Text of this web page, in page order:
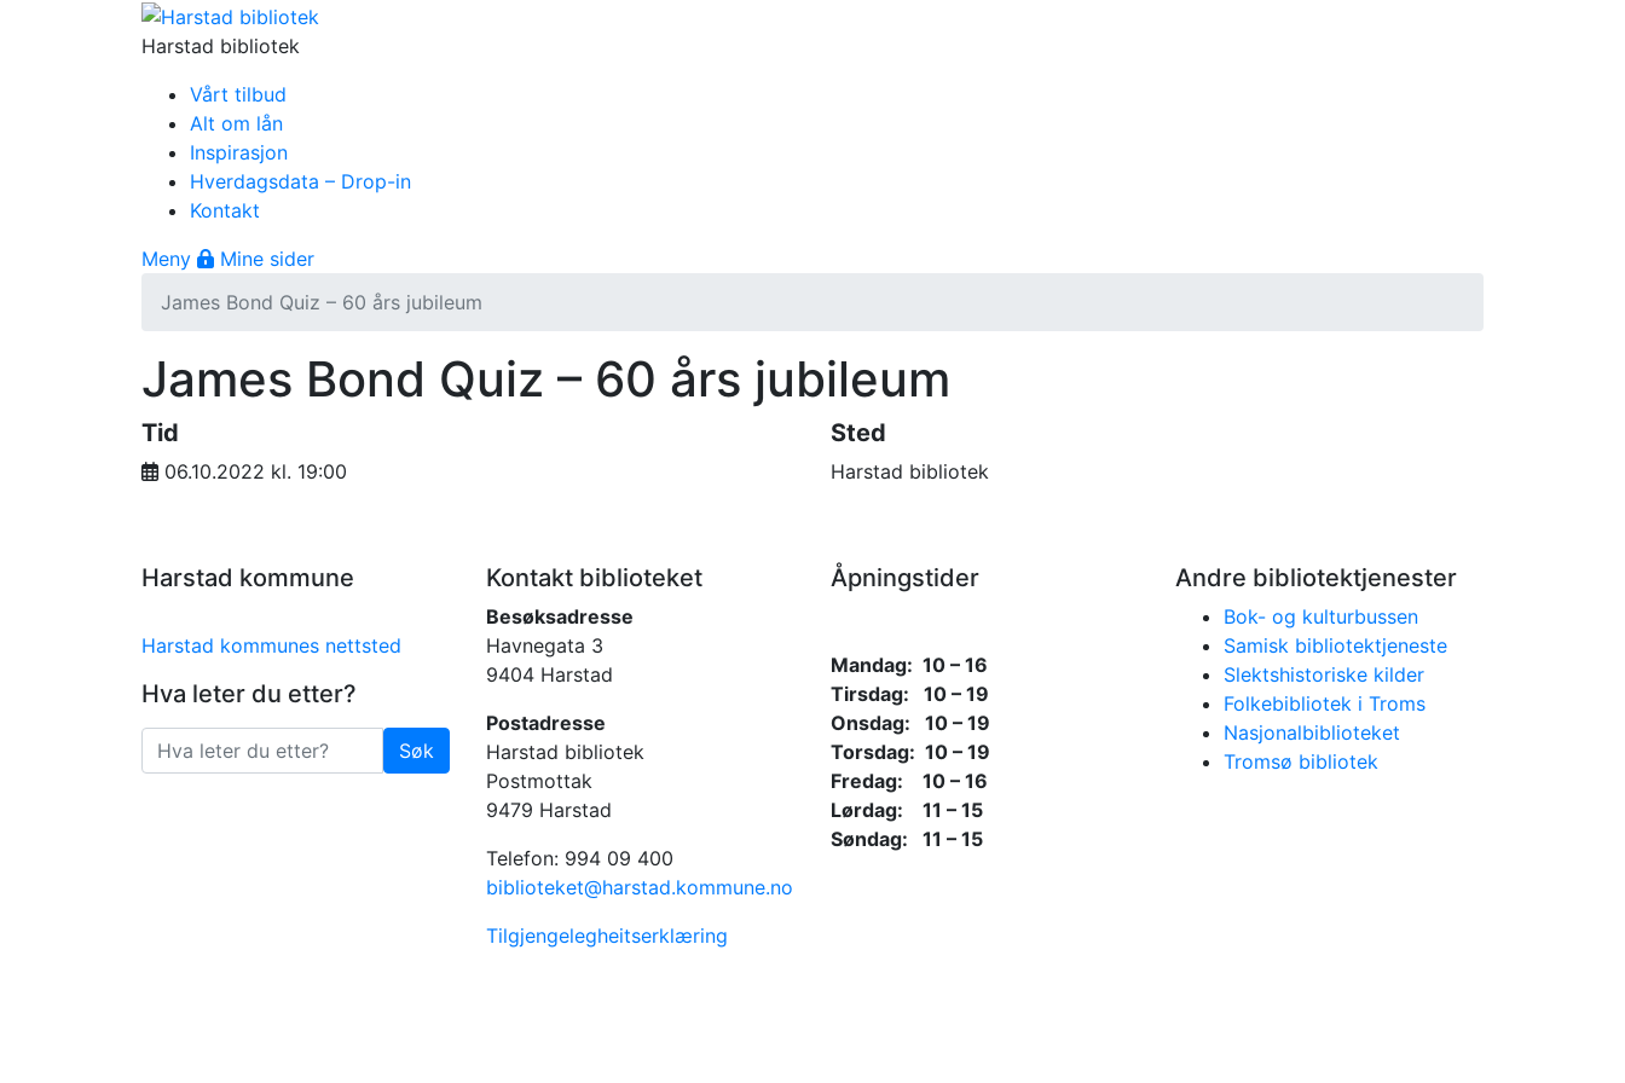
Harstad bibliotek
Vårt tilbud
Alt om lån
Inspirasjon
Hverdagsdata – Drop-in
Kontakt
Meny Åpne meny
Mine sider
James Bond Quiz – 60 års jubileum
James Bond Quiz – 60 års jubileum
Tid
06.10.2022 kl. 19:00
Sted
Harstad bibliotek
Harstad kommune
Harstad kommunes nettsted
Hva leter du etter?
Søk
Søk
Kontakt biblioteket
Besøksadresse
Havnegata 3
9404 Harstad
Postadresse
Harstad bibliotek
Postmottak
9479 Harstad
Telefon: 994 09 400
biblioteket@harstad.kommune.no
Tilgjengelegheitserklæring
Åpningstider
Mandag: 10 – 16
Tirsdag: 10 – 19
Onsdag: 10 – 19
Torsdag: 10 – 19
Fredag: 10 – 16
Lørdag: 11 – 15
Søndag: 11 – 15
Andre bibliotektjenester
Bok- og kulturbussen
Samisk bibliotektjeneste
Slektshistoriske kilder
Folkebibliotek i Troms
Nasjonalbiblioteket
Tromsø bibliotek